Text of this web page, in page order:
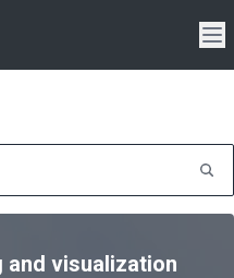
and visualization